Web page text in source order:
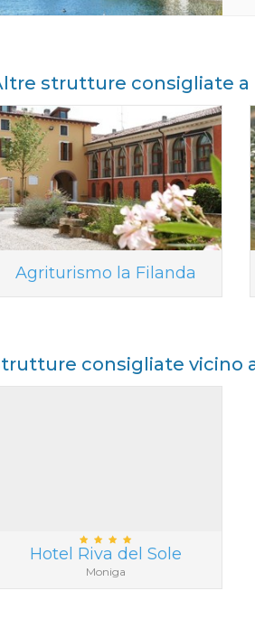
strutture consigliate a
Agriturismo la Filanda
consigliate vicino
Hotel Riva del Sole
Moniga